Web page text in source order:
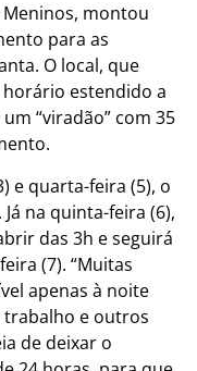
Meninos, montou
para as
O local, que
estendido a
“viradão” com 35
e quarta-feira (5), o
na quinta-feira (6),
das 3h e seguirá
(7). “Muitas
apenas à noite
trabalho e outros
de deixar o